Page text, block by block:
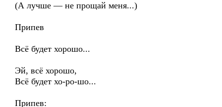
(А лучше — не прощай меня...)
Припев
Всё будет хорошо...
Эй, всё хорошо,
Всё будет хо-ро-шо...
Припев: